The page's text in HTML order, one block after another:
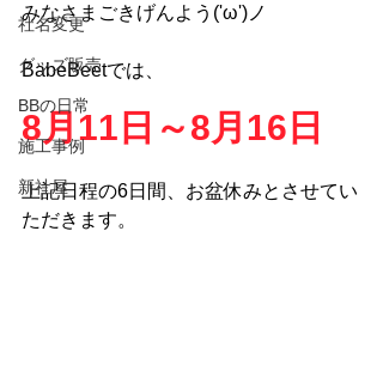
社名変更
グッズ販売
BBの日常
施工事例
新社屋
みなさまごきげんよう('ω')ノ
BabeBeetでは、
8月11日～8月16日
上記日程の6日間、お盆休みとさせてい
ただきます。